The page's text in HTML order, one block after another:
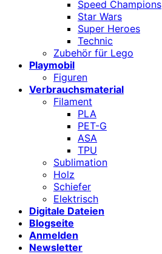
Speed Champions
Star Wars
Super Heroes
Technic
Zubehör für Lego
Playmobil
Figuren
Verbrauchsmaterial
Filament
PLA
PET-G
ASA
TPU
Sublimation
Holz
Schiefer
Elektrisch
Digitale Dateien
Blogseite
Anmelden
Newsletter